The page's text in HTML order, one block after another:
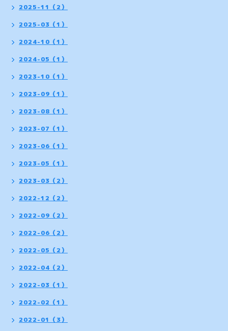
2025-11（2）
2025-03（1）
2024-10（1）
2024-05（1）
2023-10（1）
2023-09（1）
2023-08（1）
2023-07（1）
2023-06（1）
2023-05（1）
2023-03（2）
2022-12（2）
2022-09（2）
2022-06（2）
2022-05（2）
2022-04（2）
2022-03（1）
2022-02（1）
2022-01（3）